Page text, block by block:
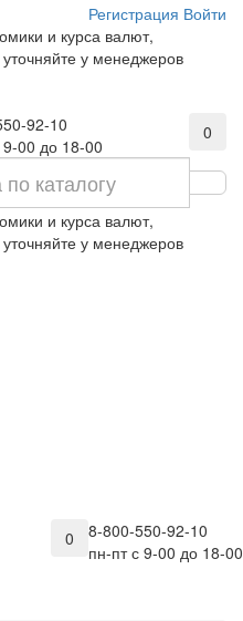
Регистрация Войти
и курса валют,
у менеджеров
92-10
9-00 до 18-00
0
и курса валют,
у менеджеров
8-800-550-92-10
пн-пт с 9-00 до 18-00
0